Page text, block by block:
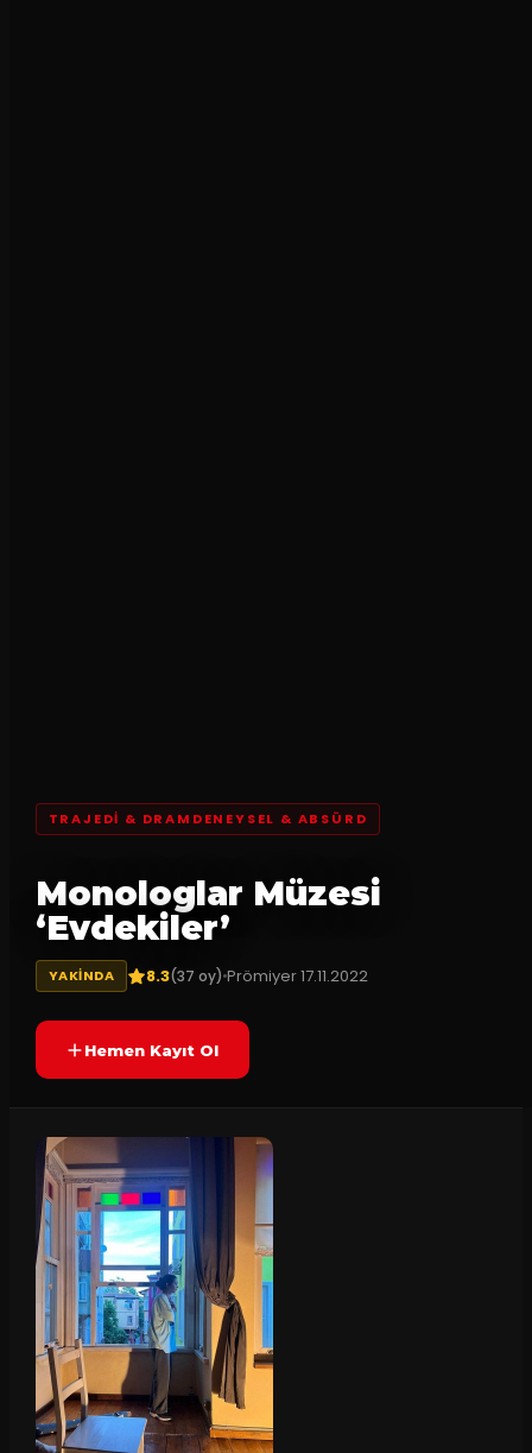
TRAJEDI & DRAMDENEYSEL & ABSÜRD
Monologlar Müzesi
‘Evdekiler’
YAKINDA 8.3(37 oy)Prömiyer17.11.2022
Hemen Kayıt Ol